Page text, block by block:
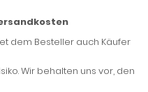
dem Besteller auch Käufer
Wir behalten uns vor, den